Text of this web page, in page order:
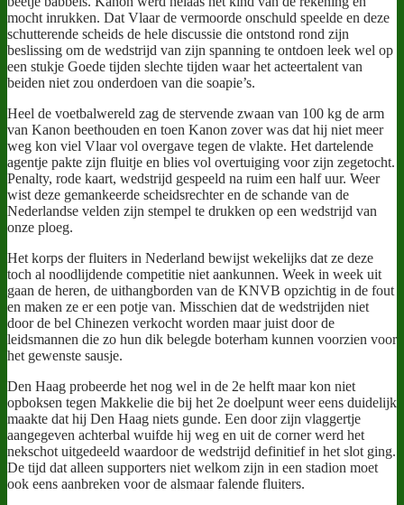
mocht inrukken. Dat Vlaar de vermoorde onschuld speelde en deze
schutterende scheids de hele discussie die ontstond rond zijn
beslissing om de wedstrijd van zijn spanning te ontdoen leek wel op
een stukje Goede tijden slechte tijden waar het acteertalent van
beiden niet zou onderdoen van die soapie’s.
Heel de voetbalwereld zag de stervende zwaan van 100 kg de arm
van Kanon beethouden en toen Kanon zover was dat hij niet meer
weg kon viel Vlaar vol overgave tegen de vlakte. Het dartelende
agentje pakte zijn fluitje en blies vol overtuiging voor zijn zegetocht.
Penalty, rode kaart, wedstrijd gespeeld na ruim een half uur. Weer
wist deze gemankeerde scheidsrechter en de schande van de
Nederlandse velden zijn stempel te drukken op een wedstrijd van
onze ploeg.
Het korps der fluiters in Nederland bewijst wekelijks dat ze deze
toch al noodlijdende competitie niet aankunnen. Week in week uit
gaan de heren, de uithangborden van de KNVB opzichtig in de fout
en maken ze er een potje van. Misschien dat de wedstrijden niet
door de bel Chinezen verkocht worden maar juist door de
leidsmannen die zo hun dik belegde boterham kunnen voorzien voor
het gewenste sausje.
Den Haag probeerde het nog wel in de 2e helft maar kon niet
opboksen tegen Makkelie die bij het 2e doelpunt weer eens duidelijk
maakte dat hij Den Haag niets gunde. Een door zijn vlaggertje
aangegeven achterbal wuifde hij weg en uit de corner werd het
nekschot uitgedeeld waardoor de wedstrijd definitief in het slot ging.
De tijd dat alleen supporters niet welkom zijn in een stadion moet
ook eens aanbreken voor de alsmaar falende fluiters.